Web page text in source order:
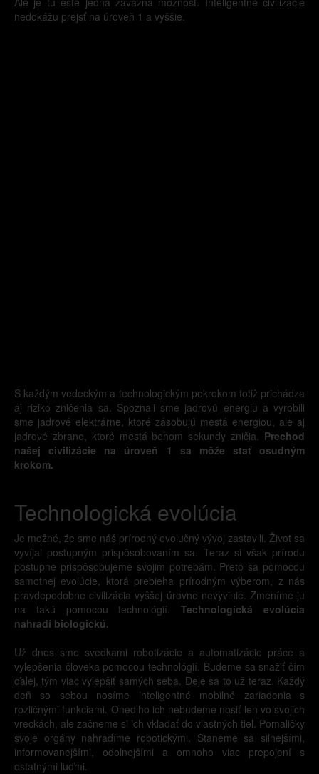
nedokážu prejsť na úroveň 1 a vyššie.
S každým vedeckým a technologickým pokrokom totiž prichádza
aj riziko zničenia sa. Spoznali sme jadrovú energiu a vyrobili
sme jadrové elektrárne, ktoré zásobujú mestá energiou, ale aj
jadrové zbrane, ktoré mestá behom sekundy zničia. Prechod
našej civilizácie na úroveň 1 sa môže stať osudným
krokom.
Technologická evolúcia
Je možné, že sme náš prírodný evolučný vývoj zastavili. Život sa
vyvíjal postupným prispôsobovaním sa. Teraz si však prírodu
postupne prispôsobujeme svojim potrebám. Preto sa pomocou
samotnej evolúcie, ktorá prebieha prírodným výberom, z nás
pravdepodobne civilizácia vyššej úrovne nevyvinie. Zmeníme ju
na takú pomocou technológií.Technologická evolúcia
nahradí biologickú.
Už dnes sme svedkami robotizácie a automatizácie práce a
vylepšenia človeka pomocou technológií. Budeme sa snažiť čím
ďalej, tým viac vylepšiť samých seba. Deje sa to už teraz. Každý
deň so sebou nosíme inteligentné mobilné zariadenia s
rozličnými funkciami. Onedlho ich nebudeme nosiť len vo svojich
vreckách, ale začneme si ich vkladať do vlastných tiel. Pomaličky
svoje orgány nahradíme robotickými. Staneme sa silnejšími,
informovanejšími, odolnejšími a omnoho viac prepojení s
ostatnými ľuďmi.